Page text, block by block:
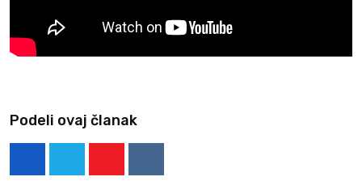
Podeli ovaj članak